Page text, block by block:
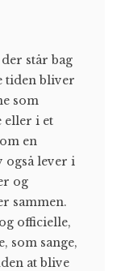
står bag
tiden bliver
som
eller i et
en
også lever i
og
sammen.
officielle,
som sange,
at blive